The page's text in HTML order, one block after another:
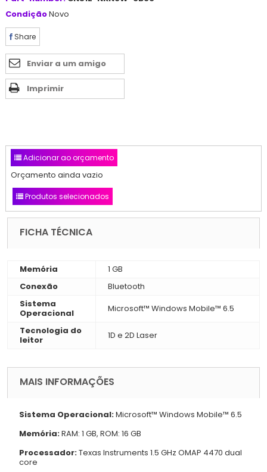
CondiçãoNovo
Share
Enviar a um amigo
Imprimir
Adicionar ao orçamento
Orçamento ainda vazio
Produtos selecionados
FICHA TÉCNICA
Memória
1 GB
Conexão
Bluetooth
Sistema
Operacional
Microsoft™ Windows Mobile™ 6.5
Tecnologia do
leitor
1D e 2D Laser
MAIS INFORMAÇÕES
Sistema Operacional:Microsoft™ Windows Mobile™ 6.5
Memória:RAM: 1 GB, ROM: 16 GB
Processador:Texas Instruments 1.5 GHz OMAP 4470 dual
core